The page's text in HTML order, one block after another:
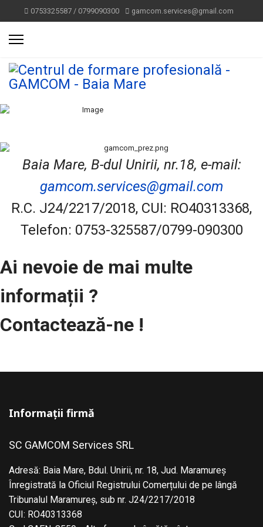
0753325587 / 0799090300 gamcom.services@gmail.com
Baia Mare, B-dul Unirii, nr.18, e-mail:
gamcom.services@gmail.com
R.C. J24/2217/2018, CUI: RO40313368,
Telefon: 0753-325587/0799-090300
Ai nevoie de mai multe
informații ?
Contactează-ne !
Informații firmă
SC GAMCOM Services SRL
Adresă: Baia Mare, Bdul. Unirii, nr. 18, Jud. Maramureş
Înregistrată la Oficiul Registrului Comerțului de pe lângă
Tribunalul Maramureş, sub nr. J24/2217/2018
CUI: RO40313368